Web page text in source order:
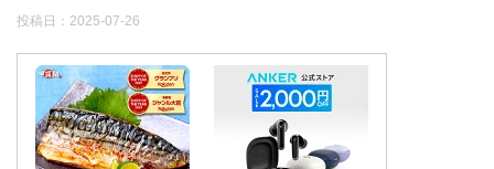
投稿日： 2025-07-26